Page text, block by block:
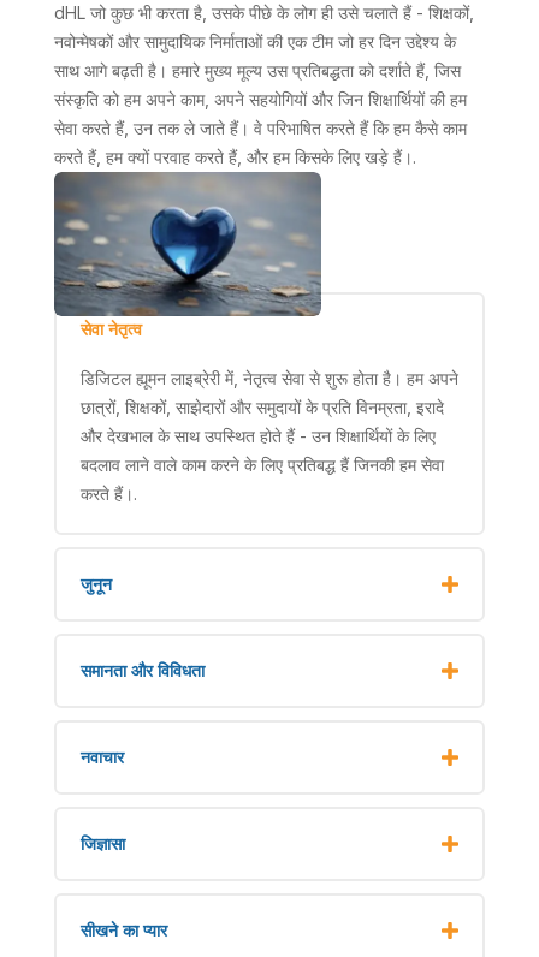
dHL जो कुछ भी करता है, उसके पीछे के लोग ही उसे चलाते हैं - शिक्षकों,
नवोन्मेषकों और सामुदायिक निर्माताओं की एक टीम जो हर दिन उद्देश्य के
साथ आगे बढ़ती है। हमारे मुख्य मूल्य उस प्रतिबद्धता को दर्शाते हैं, जिस
संस्कृति को हम अपने काम, अपने सहयोगियों और जिन शिक्षार्थियों की हम
सेवा करते हैं, उन तक ले जाते हैं। वे परिभाषित करते हैं कि हम कैसे काम
करते हैं, हम क्यों परवाह करते हैं, और हम किसके लिए खड़े हैं।.
सेवा नेतृत्व
डिजिटल ह्यूमन लाइब्रेरी में, नेतृत्व सेवा से शुरू होता है। हम अपने
छात्रों, शिक्षकों, साझेदारों और समुदायों के प्रति विनम्रता, इरादे
और देखभाल के साथ उपस्थित होते हैं - उन शिक्षार्थियों के लिए
बदलाव लाने वाले काम करने के लिए प्रतिबद्ध हैं जिनकी हम सेवा
करते हैं।.
जुनून
समानता और विविधता
नवाचार
जिज्ञासा
सीखने का प्यार